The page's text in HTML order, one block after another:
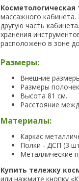
Косметологическая
массажного кабинета.
другую часть кабинета.
хранения
расположено в зоне
Размеры:
Внешние
Размеры
Высота 81 см.
Расстояние
Материалы:
Каркас
Полки - ДСП (3
Металлические
Купить тележку
или нажмите кнопку